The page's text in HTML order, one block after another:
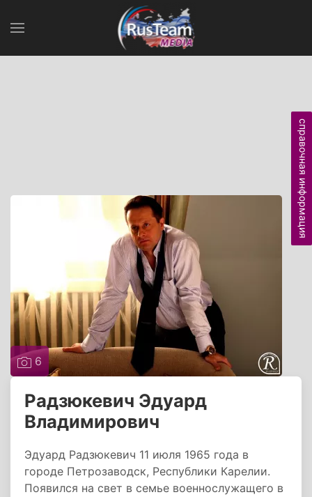
6
Радзюкевич Эдуард
Владимирович
Эдуард Радзюкевич 11 июля 1965 года в
городе Петрозаводск, Республики Карелии.
Появился на свет в семье военнослужащего в
справочная информация